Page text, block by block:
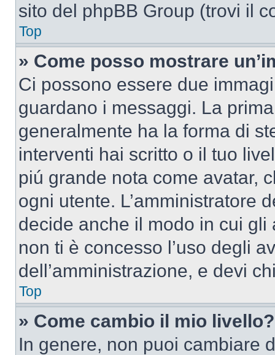
sito del phpBB Group (trovi il
Top
» Come posso mostrare
Ci possono essere due
guardano i messaggi. La
generalmente ha la forma di
interventi hai scritto o il tuo
piú grande nota come avatar,
ogni utente. L’amministratore
decide anche il modo in cui
non ti è concesso l’uso degli
dell’amministrazione, e devi
Top
» Come cambio il mio livello?
In genere, non puoi cambiare